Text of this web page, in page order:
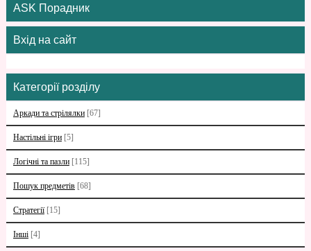
ASK Порадник
Вхід на сайт
Категорії розділу
Аркади та стрілялки [67]
Настільні ігри [5]
Логічні та пазли [115]
Пошук предметів [68]
Стратегії [15]
Інші [4]